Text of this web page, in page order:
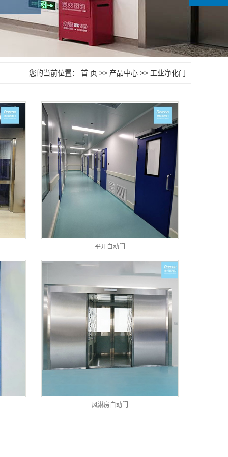
您的当前位置： 首 页 >> 产品中心 >> 工业净化门
平开自动门
风淋房自动门